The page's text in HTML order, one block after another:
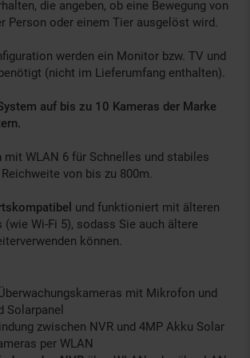
die angeben, ob eine Bewegung von
Person oder einem Tier ausgelöst wird.
werden ein Monitor bzw. TV und
(nicht im Lieferumfang enthalten).
auf bis zu 10 Kameras der Marke
mit WLAN 6 für Schnelles und stabiles
von bis zu 800m.
und funktioniert mit älteren
(wie Wi-Fi 5), sodass Sie auch ältere
können.
mit Mikrofon und
Solarpanel
zwischen NVR und 4MP Akku Solar
per WLAN